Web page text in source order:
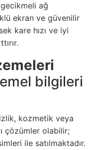
ağ
ekran ve güvenilir
kare hızı ve iyi
bilgileri
kozmetik veya
çözümler olabilir;
ile satılmaktadır.